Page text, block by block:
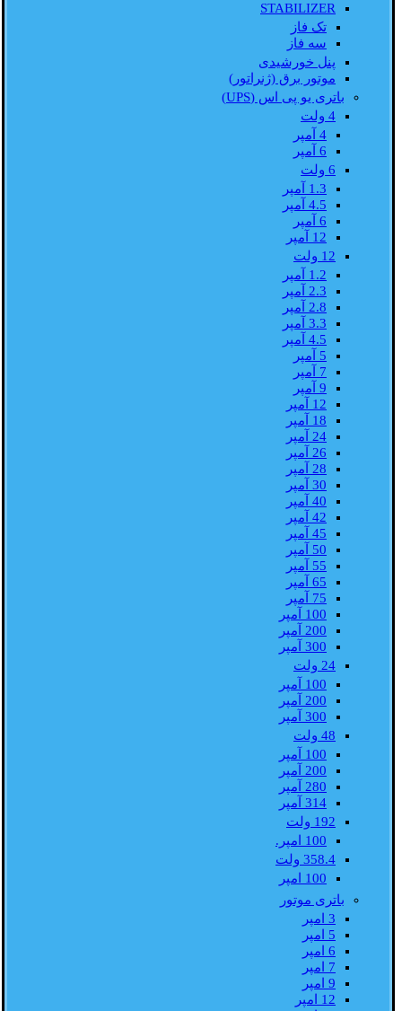
STABILIZER
تک فاز
سه فاز
پنل خورشیدی
موتور برق (ژنراتور)
باتری یو پی اس (UPS)
4 ولت
4 آمپر
6 آمپر
6 ولت
1.3 آمپر
4.5 آمپر
6 آمپر
12 آمپر
12 ولت
1.2 آمپر
2.3 آمپر
2.8 آمپر
3.3 آمپر
4.5 آمپر
5 آمپر
7 آمپر
9 آمپر
12 آمپر
18 آمپر
24 آمپر
26 آمپر
28 آمپر
30 آمپر
40 آمپر
42 آمپر
45 آمپر
50 آمپر
55 آمپر
65 آمپر
75 آمپر
100 آمپر
200 آمپر
300 آمپر
24 ولت
100 آمپر
200 آمپر
300 آمپر
48 ولت
100 آمپر
200 آمپر
280 آمپر
314 آمپر
192 ولت
100 امپر.
358.4 ولت
100 امپر
باتری موتور
3 امپر
5 امپر
6 امپر
7 امپر
9 امپر
12 امپر